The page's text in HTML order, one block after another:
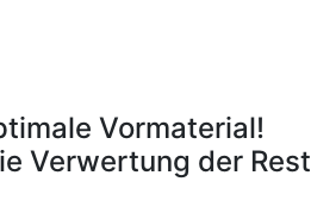
Vormaterial!
Verwertung der